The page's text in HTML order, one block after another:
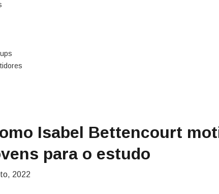
Isabel Bettencourt
para o estudo
2022